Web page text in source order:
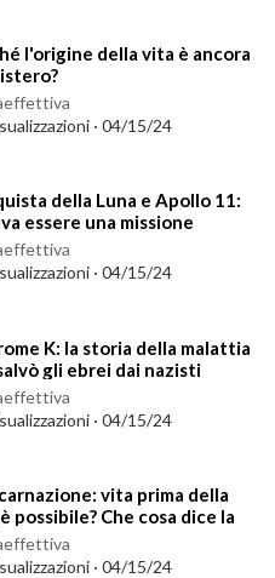
l'origine della vita è ancora
· 04/15/24
della Luna e Apollo 11:
essere una missione
USA-URSS
· 04/15/24
K: la storia della malattia
gli ebrei dai nazisti
· 04/15/24
vita prima della
possibile? Che cosa dice la
· 04/15/24